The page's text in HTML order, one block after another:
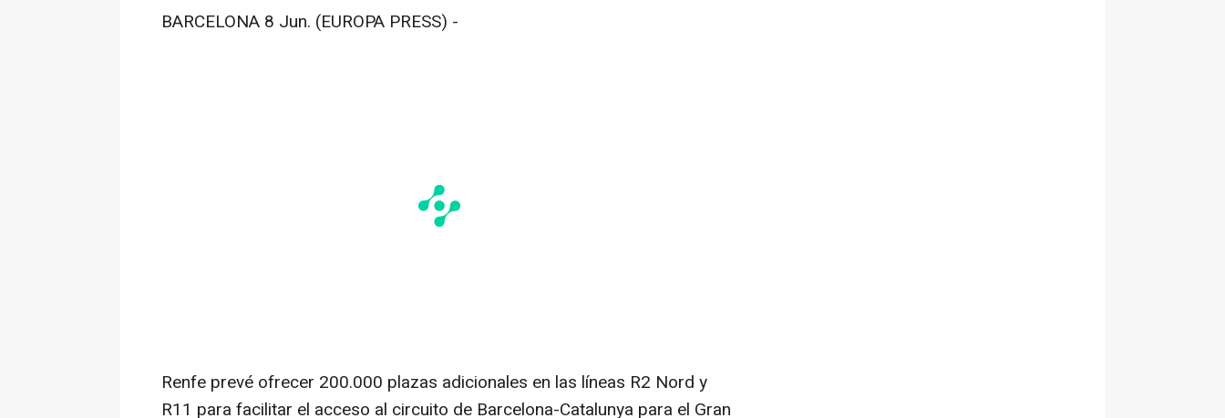
BARCELONA 8 Jun. (EUROPA PRESS) -
Renfe prevé ofrecer 200.000 plazas adicionales en las líneas R2 Nord y
R11 para facilitar el acceso al circuito de Barcelona-Catalunya para el Gran